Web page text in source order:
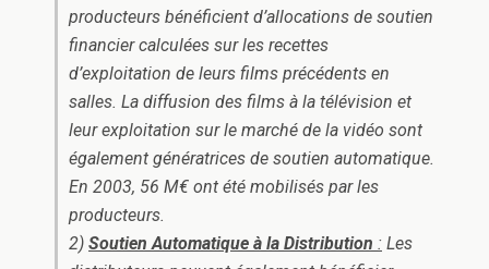
producteurs bénéficient d’allocations de soutien
financier calculées sur les recettes
d’exploitation de leurs films précédents en
salles. La diffusion des films à la télévision et
leur exploitation sur le marché de la vidéo sont
également génératrices de soutien automatique.
En 2003, 56 M€ ont été mobilisés par les
producteurs.
2) Soutien Automatique à la Distribution : Les